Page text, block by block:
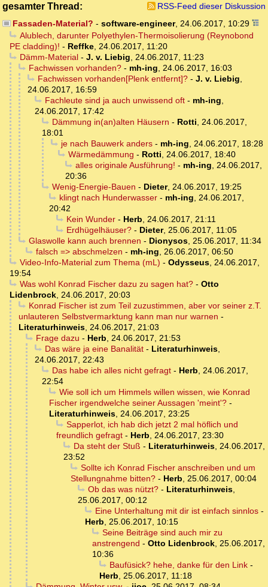
gesamter Thread:
RSS-Feed dieser Diskussion
Fassaden-Material? - software-engineer, 24.06.2017, 10:29
Alublech, darunter Polyethylen-Thermoisolierung (Reynobond
PE cladding)! - Reffke, 24.06.2017, 11:20
Dämm-Material- J. v. Liebig, 24.06.2017, 11:23
Fachwissen vorhanden?- mh-ing, 24.06.2017, 16:03
Fachwissen vorhanden[Plenk entfernt]?- J. v. Liebig,
24.06.2017, 16:59
Fachleute sind ja auch unwissend oft- mh-ing,
24.06.2017, 17:42
Dämmung in(an)alten Häusern - Rotti, 24.06.2017,
18:01
je nach Bauwerk anders- mh-ing, 24.06.2017, 18:28
Wärmedämmung - Rotti, 24.06.2017, 18:40
alles originale Ausführung! - mh-ing, 24.06.2017,
20:36
Wenig-Energie-Bauen - Dieter, 24.06.2017, 19:25
klingt nach Hunderwasser- mh-ing, 24.06.2017,
20:42
Kein Wunder- Herb, 24.06.2017, 21:11
Erdhügelhäuser?- Dieter, 25.06.2017, 11:05
Glaswolle kann auch brennen - Dionysos, 25.06.2017, 11:34
falsch => abschmelzen - mh-ing, 26.06.2017, 06:50
Video-Info-Material zum Thema (mL) - Odysseus, 24.06.2017,
19:54
Was wohl Konrad Fischer dazu zu sagen hat?- Otto
Lidenbrock, 24.06.2017, 20:03
Konrad Fischer ist zum Teil zuzustimmen, aber vor seiner z.T.
unlauteren Selbstvermarktung kann man nur warnen -
Literaturhinweis, 24.06.2017, 21:03
Frage dazu - Herb, 24.06.2017, 21:53
Das wäre ja eine Banalität- Literaturhinweis,
24.06.2017, 22:43
Das habe ich alles nicht gefragt- Herb, 24.06.2017,
22:54
Wie soll ich um Himmels willen wissen, wie Konrad
Fischer irgendwelche seiner Aussagen 'meint'? -
Literaturhinweis, 24.06.2017, 23:25
Sapperlot, ich hab dich jetzt 2 mal höflich und
freundlich gefragt - Herb, 24.06.2017, 23:30
Da steht der Stuß - Literaturhinweis, 24.06.2017,
23:52
Sollte ich Konrad Fischer anschreiben und um
Stellungnahme bitten? - Herb, 25.06.2017, 00:04
Ob das was nützt?- Literaturhinweis,
25.06.2017, 00:12
Eine Unterhaltung mit dir ist einfach sinnlos-
Herb, 25.06.2017, 10:15
Seine Beiträge sind auch mir zu
anstrengend - Otto Lidenbrock, 25.06.2017,
10:36
Baufüsick? hehe, danke für den Link-
Herb, 25.06.2017, 11:18